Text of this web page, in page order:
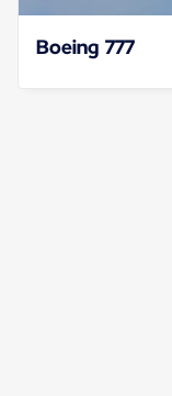
Boeing 777